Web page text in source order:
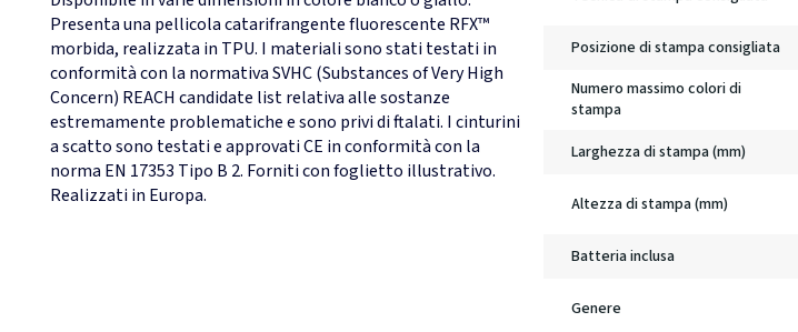
Presenta una pellicola catarifrangente fluorescente RFX™
morbida, realizzata in TPU. I materiali sono stati testati in
conformità con la normativa SVHC (Substances of Very High
Concern) REACH candidate list relativa alle sostanze
estremamente problematiche e sono privi di ftalati. I cinturini
a scatto sono testati e approvati CE in conformità con la
norma EN 17353 Tipo B 2. Forniti con foglietto illustrativo.
Realizzati in Europa.
Posizione di stampa consigliata
Numero massimo colori di
stampa
Larghezza di stampa (mm)
Altezza di stampa (mm)
Batteria inclusa
Genere